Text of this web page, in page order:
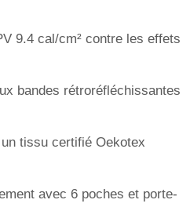
9.4 cal/cm² contre les effets
bandes rétroréfléchissantes
tissu certifié Oekotex
avec 6 poches et porte-